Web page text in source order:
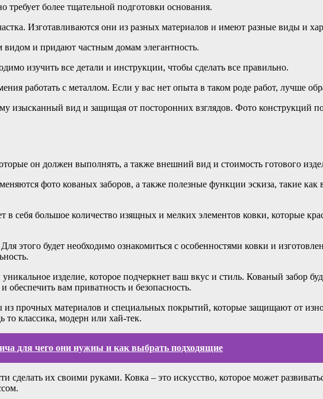
более тщательной подготовки основания.
Изготавливаются они из разных материалов и имеют разные виды и
и придают частным домам элегантность.
изучить все детали и инструкции, чтобы сделать все правильно.
работать с металлом. Если у вас нет опыта в таком роде работ, лучше
изысканный вид и защищая от посторонних взглядов. Фото конструкций
он должен выполнять, а также внешний вид и стоимость готового
фото кованых заборов, а также полезные функции эскиза, такие
в себя большое количество изящных и мелких элементов ковки, которые
этого будет необходимо ознакомиться с особенностями ковки и
изделие, которое подчеркнет ваш вкус и стиль. Кованый забор
вам приватность и безопасность.
прочных материалов и специальных покрытий, которые защищают от
то классика, модерн или хай-тек.
для чего они нужны и как выбрать подходящие
их своими руками. Ковка – это искусство, которое может